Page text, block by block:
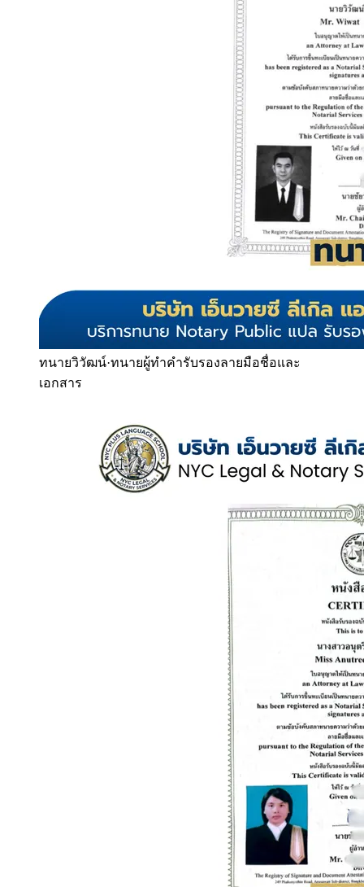
ทนายวิวัฒน์·ทนายผู้ทำคำรับรองลายมือชื่อและ
เอกสาร